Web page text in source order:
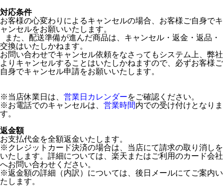
対応条件
お客様の心変わりによるキャンセルの場合、お客様ご自身でキ
ャンセルをお願いいたします。
また、配送準備が進んだ商品は、キャンセル・返金・返品・
交換はいたしかねます。
お問い合わせでキャンセル依頼をなさってもシステム上、弊社
よりキャンセルすることはいたしかねますので、必ずお客様ご
自身でキャンセル申請をお願いいたします。
※当店休業日は、 営業日カレンダーをご確認ください。
※お電話でのキャンセルは、 営業時間内での受け付けとなりま
す。
返金額
お支払代金を全額返金いたします。
※クレジットカード決済の場合は、当店にて請求の取り消しを
いたします。詳細については、楽天またはご利用のカード会社
へお問い合わせください。
※返金額の詳細（内訳）については、後日メールにてご案内い
たします。